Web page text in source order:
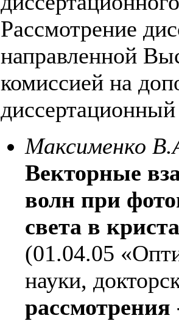
Рассмотрение
направленной
комиссией на
Максименко
Векторные
волн при
света в
(01.04.05
науки,
рассмотрения